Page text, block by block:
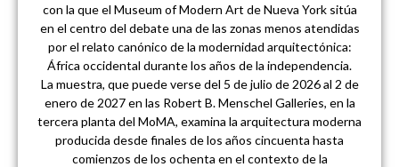
con la que el Museum of Modern Art de Nueva York sitúa
en el centro del debate una de las zonas menos atendidas
por el relato canónico de la modernidad arquitectónica:
África occidental durante los años de la independencia.
La muestra, que puede verse del 5 de julio de 2026 al 2 de
enero de 2027 en las Robert B. Menschel Galleries, en la
tercera planta del MoMA, examina la arquitectura moderna
producida desde finales de los años cincuenta hasta
comienzos de los ochenta en el contexto de la